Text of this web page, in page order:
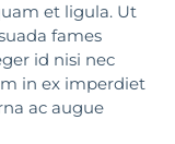
et ligula. Ut
fames
id nisi nec
in ex imperdiet
ac augue